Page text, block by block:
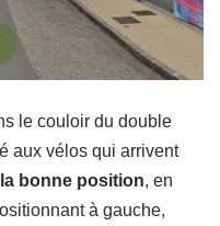
le couloir du double
aux vélos qui arrivent
bonne position, en
à gauche,